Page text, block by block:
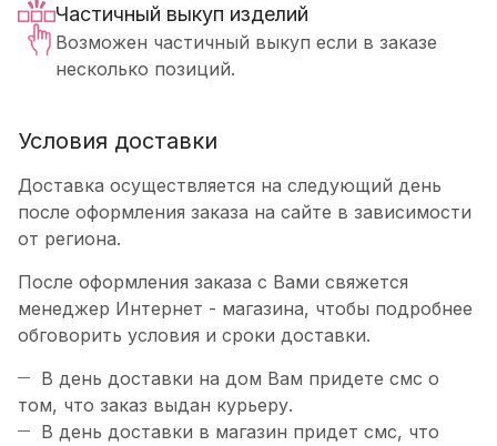
Частичный выкуп изделий
Возможен частичный выкуп если в заказе
несколько позиций.
Условия доставки
Доставка осуществляется на следующий день
после оформления заказа на сайте в зависимости
от региона.
После оформления заказа с Вами свяжется
менеджер Интернет - магазина, чтобы подробнее
обговорить условия и сроки доставки.
В день доставки на дом Вам придете смс о
том, что заказ выдан курьеру.
В день доставки в магазин придет смс, что